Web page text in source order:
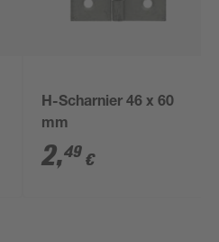
H-Scharnier 46 x 60
mm
2,49 €